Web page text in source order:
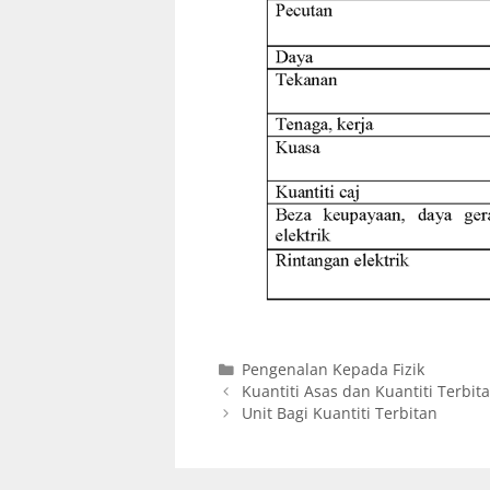
Pengenalan Kepada Fizik
Kuantiti Asas dan Kuantiti
Unit Bagi Kuantiti Terbitan